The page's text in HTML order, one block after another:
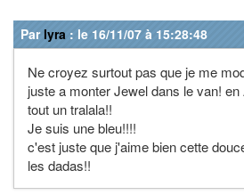
Par lyra : le 16/11/07 à 15:28:48
Ne croyez surtout pas que je me
juste a monter Jewel dans le van!
tout un tralala!!
Je suis une bleu!!!!
c'est juste que j'aime bien cette
les dadas!!